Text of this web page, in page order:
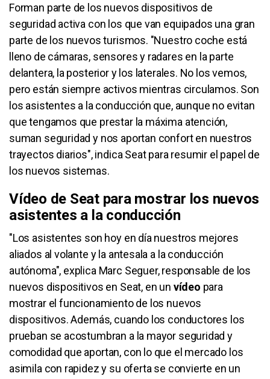
Forman parte de los nuevos dispositivos de
seguridad activa con los que van equipados una gran
parte de los nuevos turismos. "Nuestro coche está
lleno de cámaras, sensores y radares en la parte
delantera, la posterior y los laterales. No los vemos,
pero están siempre activos mientras circulamos. Son
los asistentes a la conducción que, aunque no evitan
que tengamos que prestar la máxima atención,
suman seguridad y nos aportan confort en nuestros
trayectos diarios", indica Seat para resumir el papel de
los nuevos sistemas.
Vídeo de Seat para mostrar los nuevos
asistentes a la conducción
"Los asistentes son hoy en día nuestros mejores
aliados al volante y la antesala a la conducción
autónoma", explica Marc Seguer, responsable de los
nuevos dispositivos en Seat, en un vídeo para
mostrar el funcionamiento de los nuevos
dispositivos. Además, cuando los conductores los
prueban se acostumbran a la mayor seguridad y
comodidad que aportan, con lo que el mercado los
asimila con rapidez y su oferta se convierte en un